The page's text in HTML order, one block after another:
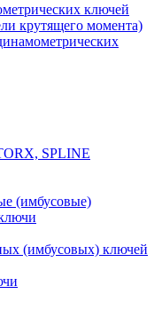
ключей
крутящего момента)
SPLINE
(имбусовые)
(имбусовых) ключей